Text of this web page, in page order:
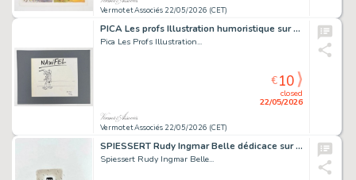
Vermot et Associés 22/05/2026 (CET)
PICA Les profs Illustration humoristique sur support...
Pica Les Profs Illustration...
Vermot et Associés 22/05/2026 (CET)
closed
22/05/2026
€10
SPIESSERT Rudy Ingmar Belle dédicace sur l’album Invasions...
Spiessert Rudy Ingmar Belle...